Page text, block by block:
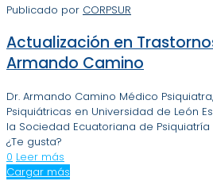
Publicado por CORPSUR
Actualización en
Armando Camino
Dr. Armando Camino Médico
Psiquiátricas en Universidad de León
la Sociedad Ecuatoriana de Psiquiatría
¿Te gusta?
0 Leer más
Cargar más